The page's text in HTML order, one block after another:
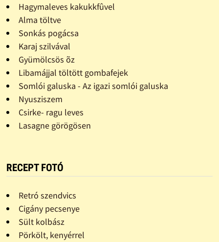
Hagymaleves kakukkfûvel
Alma töltve
Sonkás pogácsa
Karaj szilvával
Gyümölcsös õz
Libamájjal töltött gombafejek
Somlói galuska - Az igazi somlói galuska
Nyusziszem
Csirke- ragu leves
Lasagne görögösen
RECEPT FOTÓ
Retró szendvics
Cigány pecsenye
Sült kolbász
Pörkölt, kenyérrel